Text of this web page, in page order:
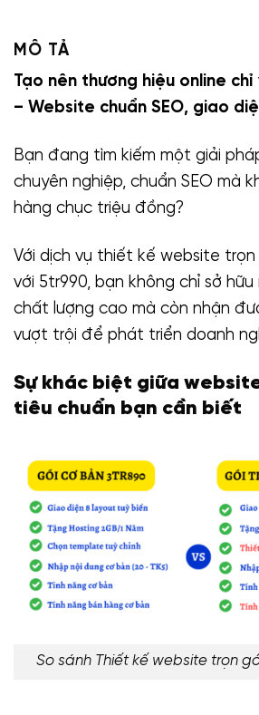
MÔ TẢ
Tạo nên thương hiệu online
– Website chuẩn SEO, giao
Bạn đang tìm kiếm một giải
chuyên nghiệp, chuẩn SEO mà
hàng chục triệu đồng?
Với dịch vụ thiết kế website
với 5tr990, bạn không chỉ sở
chất lượng cao mà còn nhận
vượt trội để phát triển doanh
Sự khác biệt giữa
tiêu chuẩn bạn cần biết
So sánh Thiết kế website trọn